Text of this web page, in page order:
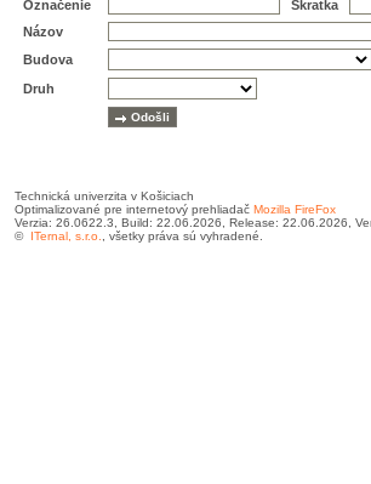
Označenie
Skratka
Názov
Budova
Druh
Technická univerzita v Košiciach
Optimalizované pre internetový prehliadač Mozilla FireFox
Verzia: 26.0622.3, Build: 22.06.2026, Release: 22.06.2026,
© ITernal, s.r.o. , všetky práva sú vyhradené.